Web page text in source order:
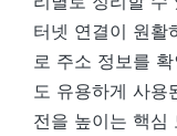
터넷 연결이 원활
로 주소 정보를
도 유용하게 사용
전을 높이는 핵심